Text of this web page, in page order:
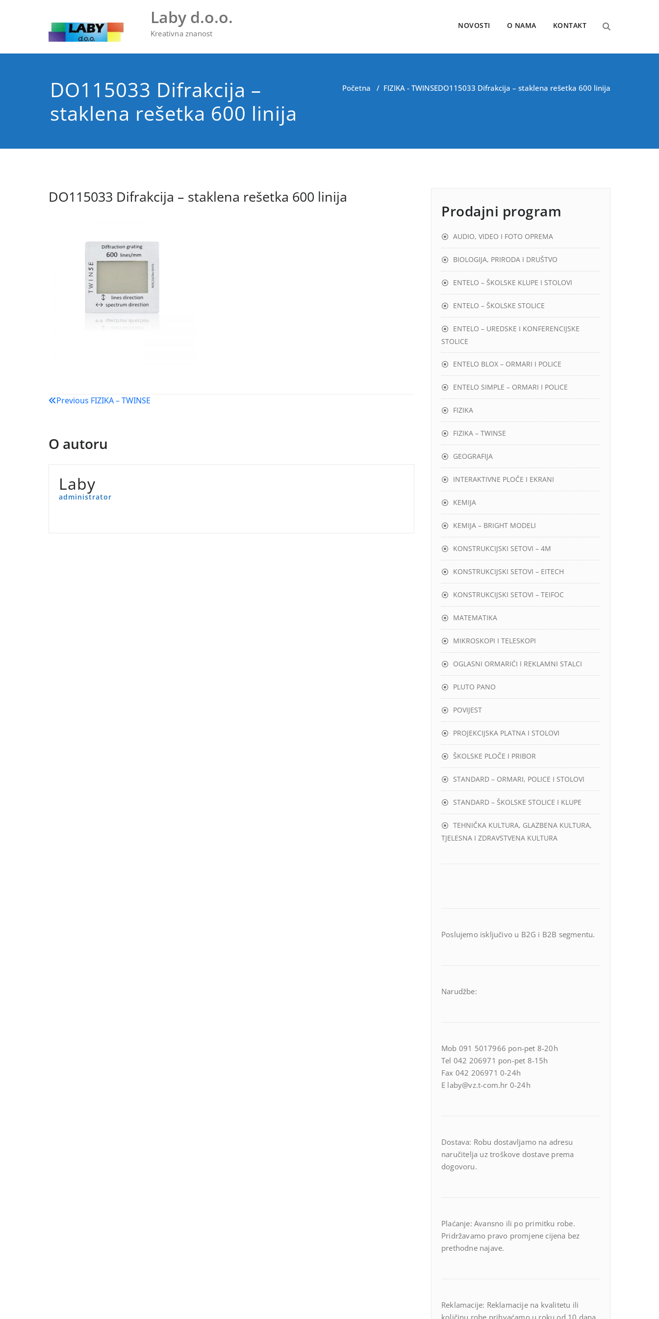
Laby d.o.o.
Kreativna znanost
NOVOSTI O NAMA KONTAKT
DO115033 Difrakcija –
staklena rešetka 600 linija
Početna / FIZIKA - TWINSEDO115033 Difrakcija – staklena rešetka 600 linija
DO115033 Difrakcija – staklena rešetka 600 linija
Navigacija
Previous FIZIKA – TWINSE
O autoru
Laby
administrator
Prodajni program
AUDIO, VIDEO I FOTO OPREMA
BIOLOGIJA, PRIRODA I DRUŠTVO
ENTELO – ŠKOLSKE KLUPE I STOLOVI
ENTELO – ŠKOLSKE STOLICE
ENTELO – UREDSKE I KONFERENCIJSKE
STOLICE
ENTELO BLOX – ORMARI I POLICE
ENTELO SIMPLE – ORMARI I POLICE
FIZIKA
FIZIKA – TWINSE
GEOGRAFIJA
INTERAKTIVNE PLOČE I EKRANI
KEMIJA
KEMIJA – BRIGHT MODELI
KONSTRUKCIJSKI SETOVI – 4M
KONSTRUKCIJSKI SETOVI – EITECH
KONSTRUKCIJSKI SETOVI – TEIFOC
MATEMATIKA
MIKROSKOPI I TELESKOPI
OGLASNI ORMARIĆI I REKLAMNI STALCI
PLUTO PANO
POVIJEST
PROJEKCIJSKA PLATNA I STOLOVI
ŠKOLSKE PLOČE I PRIBOR
STANDARD – ORMARI, POLICE I STOLOVI
STANDARD – ŠKOLSKE STOLICE I KLUPE
TEHNIČKA KULTURA, GLAZBENA KULTURA,
TJELESNA I ZDRAVSTVENA KULTURA
Poslujemo isključivo u B2G i B2B segmentu.
Narudžbe:
Mob 091 5017966 pon-pet 8-20h
Tel 042 206971 pon-pet 8-15h
Fax 042 206971 0-24h
E laby@vz.t-com.hr 0-24h
Dostava: Robu dostavljamo na adresu
naručitelja uz troškove dostave prema
dogovoru.
Plaćanje: Avansno ili po primitku robe.
Pridržavamo pravo promjene cijena bez
prethodne najave.
Reklamacije: Reklamacije na kvalitetu ili
količinu robe prihvaćamo u roku od 10 dana